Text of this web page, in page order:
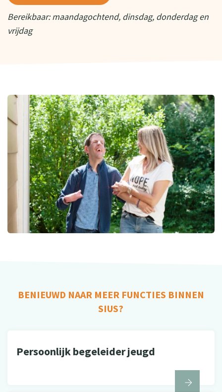
Bereikbaar: maandagochtend, dinsdag, donderdag en
vrijdag
BENIEUWD NAAR MEER FUNCTIES BINNEN
SIUS?
Persoonlijk begeleider jeugd